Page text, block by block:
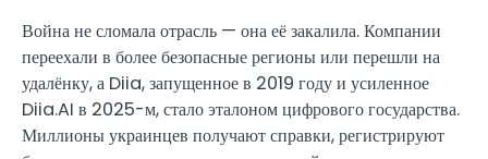
Война не сломала отрасль — она её закалила. Компании
переехали в более безопасные регионы или перешли на
удалёнку, а Diia, запущенное в 2019 году и усиленное
Diia.AI в 2025-м, стало эталоном цифрового государства.
Миллионы украинцев получают справки, регистрируют